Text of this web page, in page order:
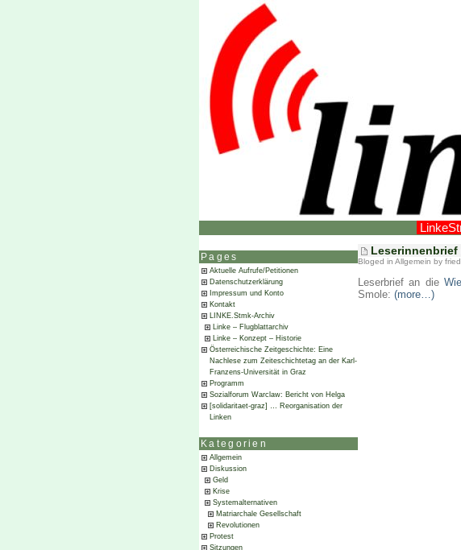
Pages
Aktuelle Aufrufe/Petitionen
Datenschutzerklärung
Impressum und Konto
Kontakt
LINKE.Stmk-Archiv
Linke – Flugblattarchiv
Linke – Konzept – Historie
Österreichische Zeitgeschichte: Eine
Nachlese zum Zeiteschichtetag an der Karl-
Franzens-Universität in Graz
Programm
Sozialforum Warclaw: Bericht von Helga
[solidaritaet-graz] … Reorganisation der
Linken
Kategorien
Allgemein
Diskussion
Geld
Krise
Systemalternativen
Matriarchale Gesellschaft
Revolutionen
Protest
Sitzungen
Bloged in Allgemein by
Leserbrief an die
Smole: (more…)